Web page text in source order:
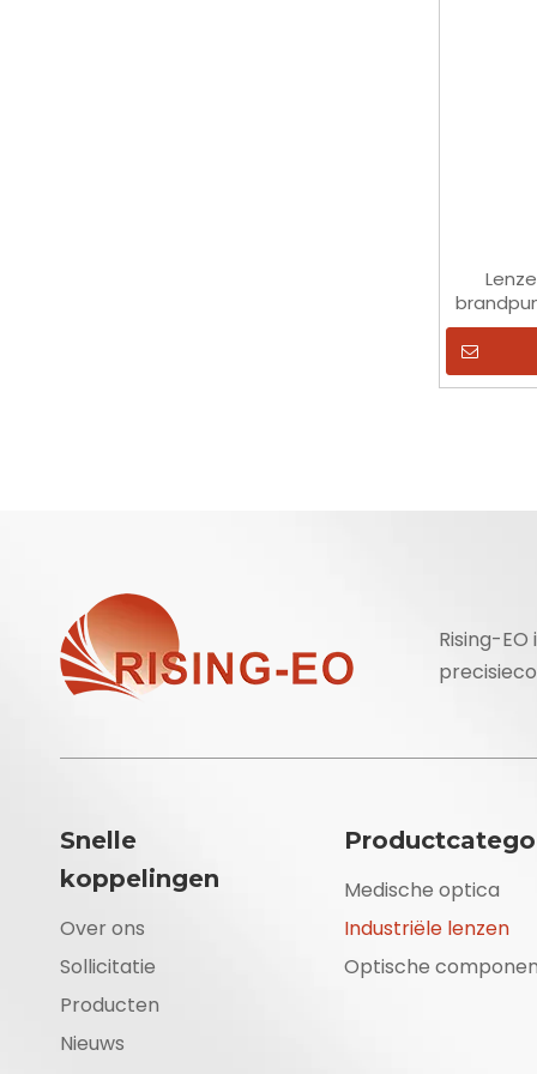
Rising-
Snelle
koppelingen
Over ons
Sollicitatie
Producten
Nieuws
Medische optica
Industriële lenzen
Optische